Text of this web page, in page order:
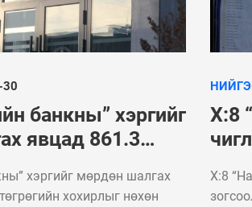
банкны” хэргийг
явцад 861.3
хэргийг мөрдөн шалгах
хохирлыг нөхөн
Х:8
Х:8
эхийн
төлөвлөж, 240
орон сууцыг
орууллаа